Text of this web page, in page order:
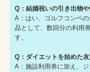
Q：結婚祝いの引き出物
A：はい、ゴルフコンペ
品として、数回分の利用
す。
Q：ダイエットを始めた
A：施設利用券に加え、